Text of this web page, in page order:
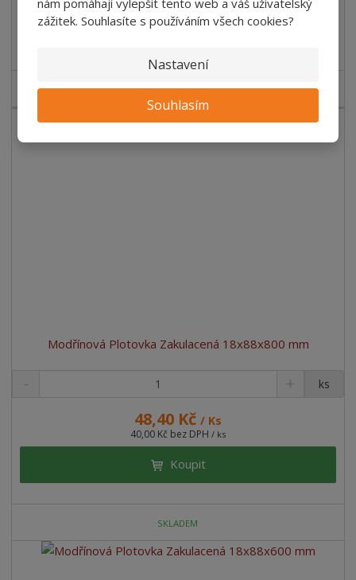
nám pomáhají vylepšit tento web a váš uživatelský
zážitek. Souhlasíte s používáním všech cookies?
Nastavení
Souhlasím
Koupit
SKLADEM
Modřínová Plotovka Zakulacená 18x88x800 mm
48,40 Kč / Ks
40,00 Kč bez DPH / ks
ks
Koupit
SKLADEM